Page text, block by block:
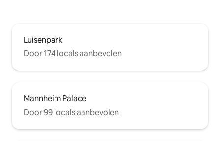
Luisenpark
Door 174 locals aanbevolen
Mannheim Palace
Door 99 locals aanbevolen